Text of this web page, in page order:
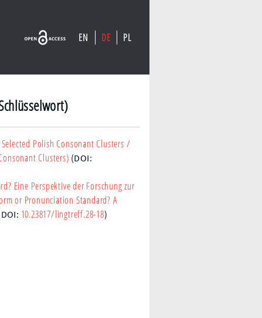
EN DE PL
Polish Consonant Clusters /
Clusters) (DOI:
Eine Perspektive der Forschung zur
or Pronunciation Standard? A
10.23817/lingtreff.28-18)